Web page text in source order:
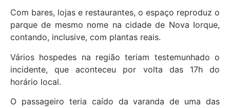
Com bares, lojas e restaurantes, o espaço reproduz o
parque de mesmo nome na cidade de Nova Iorque,
contando, inclusive, com plantas reais.
Vários hospedes na região teriam testemunhado o
incidente, que aconteceu por volta das 17h do
horário local.
O passageiro teria caído da varanda de uma das